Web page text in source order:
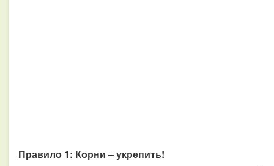
Правило 1: Корни – укрепить!